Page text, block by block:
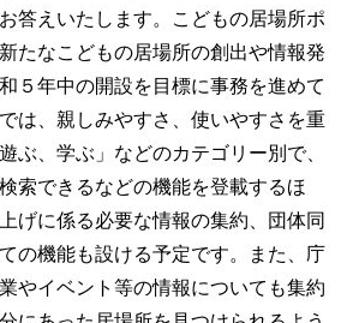
答えいたします。こどもの居場所ポ
たなこどもの居場所の創出や情報発
５年中の開設を目標に事務を進めて
は、親しみやすさ、使いやすさを重
ぶ、学ぶ」などのカテゴリー別で、
索できるなどの機能を登載するほ
げに係る必要な情報の集約、団体同
の機能も設ける予定です。また、庁
やイベント等の情報についても集約